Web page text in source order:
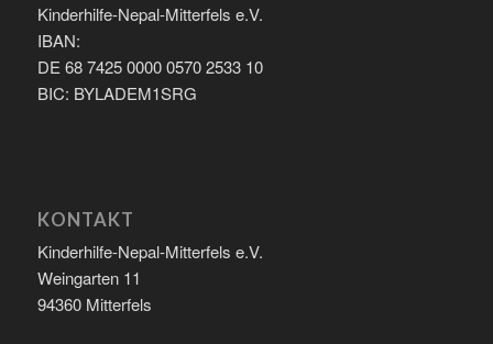
Kinderhilfe-Nepal-Mitterfels e.V.
IBAN:
DE 68 7425 0000 0570 2533 10
BIC: BYLADEM1SRG
KONTAKT
Kinderhilfe-Nepal-Mitterfels e.V.
Weingarten 11
94360 Mitterfels